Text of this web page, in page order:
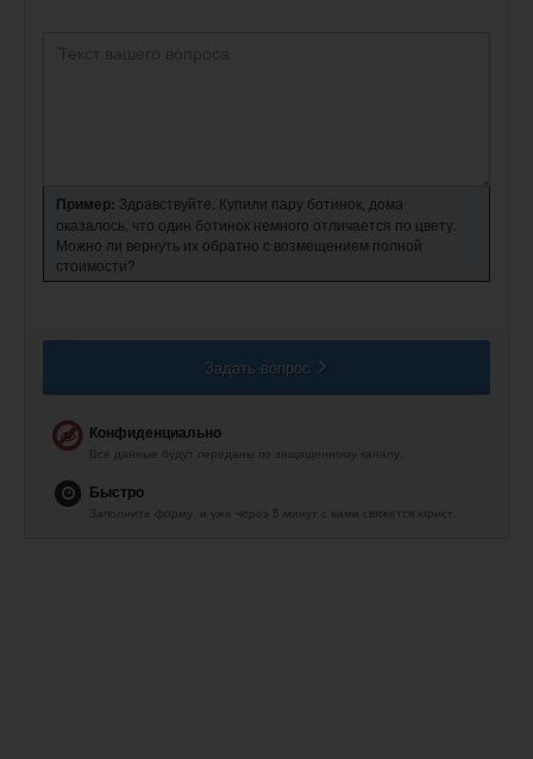
Пример: Здравствуйте. Купили пару ботинок, дома
оказалось, что один ботинок немного отличается по цвету.
Можно ли вернуть их обратно с возмещением полной
стоимости?
Задать вопрос
Конфиденциально
Все данные будут переданы по защищенному каналу.
Быстро
Заполните форму, и уже через 5 минут с вами свяжется юрист.